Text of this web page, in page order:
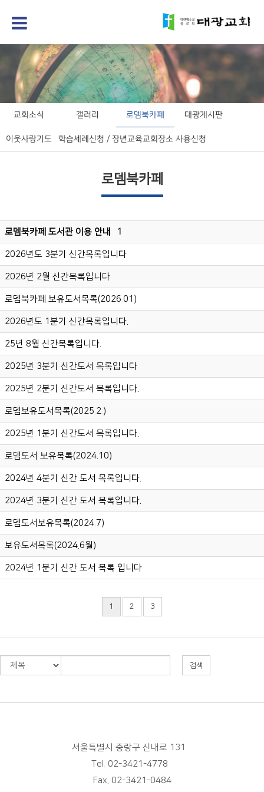
교회소식 갤러리 로뎀북카페 대광게시판
이웃사랑기도 학습세례신청 / 장년교육교회장소 사용신청
로뎀북카페
로뎀북카페 도서관 이용 안내 1
2026년도 3분기 신간목록입니다
2026년 2월 신간목록입니다
로뎀북카페 보유도서목록(2026.01)
2026년도 1분기 신간목록입니다.
25년 8월 신간목록입니다.
2025년 3분기 신간도서 목록입니다
2025년 2분기 신간도서 목록입니다.
로뎀보유도서목록(2025.2.)
2025년 1분기 신간도서 목록입니다.
로뎀도서 보유목록(2024.10)
2024년 4분기 신간 도서 목록입니다.
2024년 3분기 신간 도서 목록입니다.
로뎀도서보유목록(2024.7)
보유도서목록(2024.6월)
2024년 1분기 신간 도서 목록 입니다
1 2 3
검색
서울특별시 중랑구 신내로 131
Tel. 02-3421-4778
Fax. 02-3421-0484